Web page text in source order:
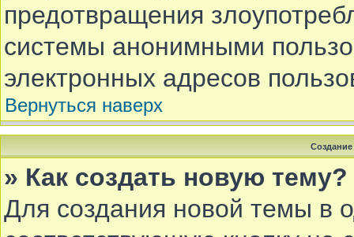
предотвращения
системы анонимными
электронных адресов
Вернуться наверх
» Как создать новую тему?
Для создания новой темы в